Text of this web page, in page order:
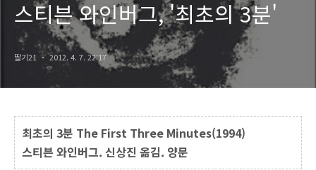
스티븐 와인버그, '최초의 3분'
딸기21 2012. 4. 7. 22:17
최초의 3분 The First Three Minutes(1994)
스티븐 와인버그. 신상진 옮김. 양문